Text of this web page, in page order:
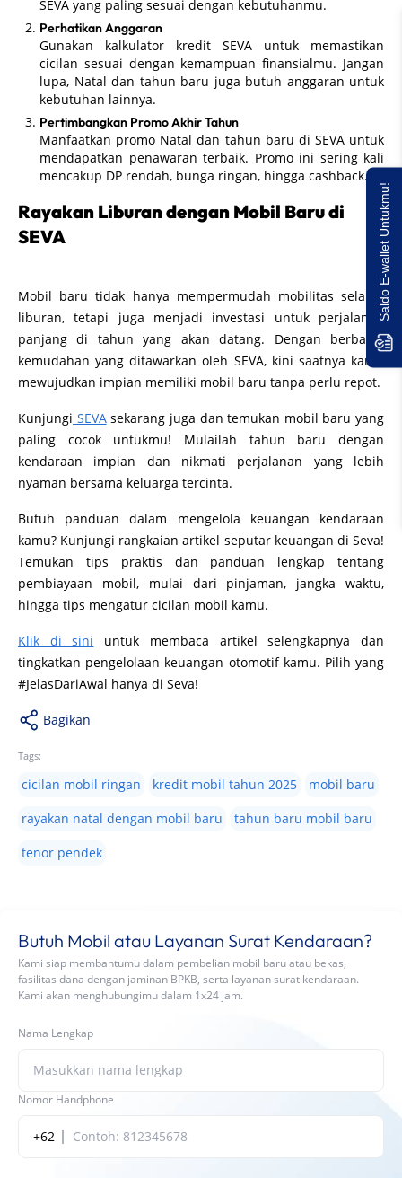
SEVA yang paling sesuai dengan kebutuhanmu.
Perhatikan Anggaran
Gunakan kalkulator kredit SEVA untuk memastikan
cicilan sesuai dengan kemampuan finansialmu. Jangan
lupa, Natal dan tahun baru juga butuh anggaran untuk
kebutuhan lainnya.
Pertimbangkan Promo Akhir Tahun
Manfaatkan promo Natal dan tahun baru di SEVA untuk
mendapatkan penawaran terbaik. Promo ini sering kali
mencakup DP rendah, bunga ringan, hingga cashback.
Rayakan Liburan dengan Mobil Baru di
SEVA
Mobil baru tidak hanya mempermudah mobilitas selama
liburan, tetapi juga menjadi investasi untuk perjalanan
panjang di tahun yang akan datang. Dengan berbagai
kemudahan yang ditawarkan oleh SEVA, kini saatnya kamu
mewujudkan impian memiliki mobil baru tanpa perlu repot.
Kunjungi SEVAsekarang juga dan temukan mobil baru yang
paling cocok untukmu! Mulailah tahun baru dengan
kendaraan impian dan nikmati perjalanan yang lebih
nyaman bersama keluarga tercinta.
Butuh panduan dalam mengelola keuangan kendaraan
kamu? Kunjungi rangkaian artikel seputar keuangan di Seva!
Temukan tips praktis dan panduan lengkap tentang
pembiayaan mobil, mulai dari pinjaman, jangka waktu,
hingga tips mengatur cicilan mobil kamu.
Klik di sini untuk membaca artikel selengkapnya dan
tingkatkan pengelolaan keuangan otomotif kamu. Pilih yang
#JelasDariAwal hanya di Seva!
Bagikan
Tags:
cicilan mobil ringan kredit mobil tahun 2025
mobil baru
rayakan natal dengan mobil baru
tahun baru mobil baru
tenor pendek
Butuh Mobil atau Layanan Surat Kendaraan?
Kami siap membantumu dalam pembelian mobil baru atau bekas,
fasilitas dana dengan jaminan BPKB, serta layanan surat kendaraan.
Kami akan menghubungimu dalam 1x24 jam.
Nama Lengkap
Nomor Handphone
+62
Saldo E-wallet Untukmu!